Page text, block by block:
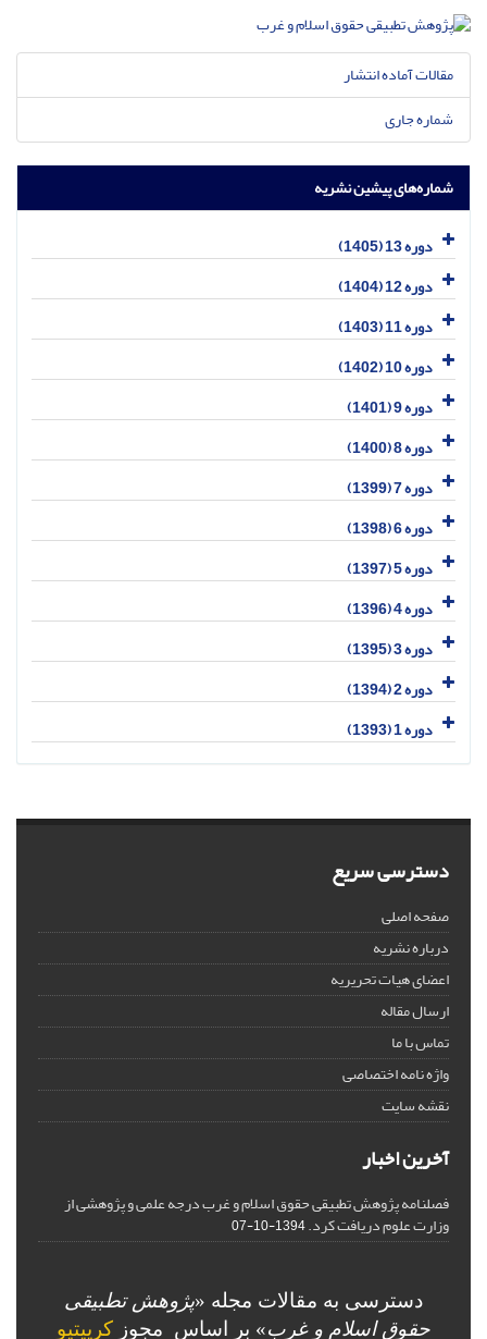
مقالات آماده انتشار
شماره جاری
شماره‌های پیشین نشریه
دوره 13 (1405)
دوره 12 (1404)
دوره 11 (1403)
دوره 10 (1402)
دوره 9 (1401)
دوره 8 (1400)
دوره 7 (1399)
دوره 6 (1398)
دوره 5 (1397)
دوره 4 (1396)
دوره 3 (1395)
دوره 2 (1394)
دوره 1 (1393)
دسترسی سریع
صفحه اصلی
درباره نشریه
اعضای هیات تحریریه
ارسال مقاله
تماس با ما
واژه نامه اختصاصی
نقشه سایت
آخرین اخبار
فصلنامه پژوهش تطبیقی حقوق اسلام و غرب درجه علمی و پژوهشی از
وزارت علوم دریافت کرد.1394-10-07
دسترسی به مقالات مجله «پژوهش تطبیقی
حقوق اسلام و غرب» بر اساس مجوز کرییتیو